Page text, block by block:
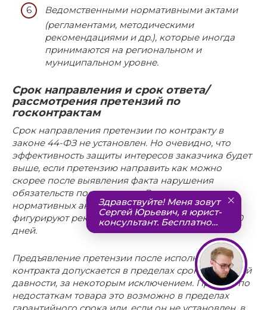
Ведомственными нормативными актами
(регламентами, методическими
рекомендациями и др.), которые иногда
принимаются на региональном и
муниципальном уровне.
Срок направления и срок ответа/
рассмотрения претензий по
госконтрактам
Срок направления претензии по контракту в
законе 44-ФЗ не установлен. Но очевидно, что
эффективность защиты интересов заказчика будет
выше, если претензию направить как можно
скорее после выявления факта нарушения
обязательств поставщиком. В ведомственных
нормативных актах по разным регионам
фигурируют рекомендательные сроки от 10 до 30
дней.
Предъявление претензии после исполнения
контракта допускается в пределах сроков исковой
давности, за некоторым исключением. Пример: по
недостаткам товара это возможно в пределах